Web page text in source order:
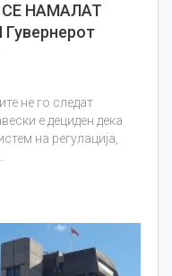
НАМАЛАТ
не го следат
е дециден дека
на регулација,